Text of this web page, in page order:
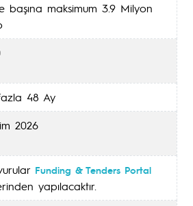
başına maksimum 3.9 Milyon
48 Ay
2026
Funding & Tenders Portal
yapılacaktır.